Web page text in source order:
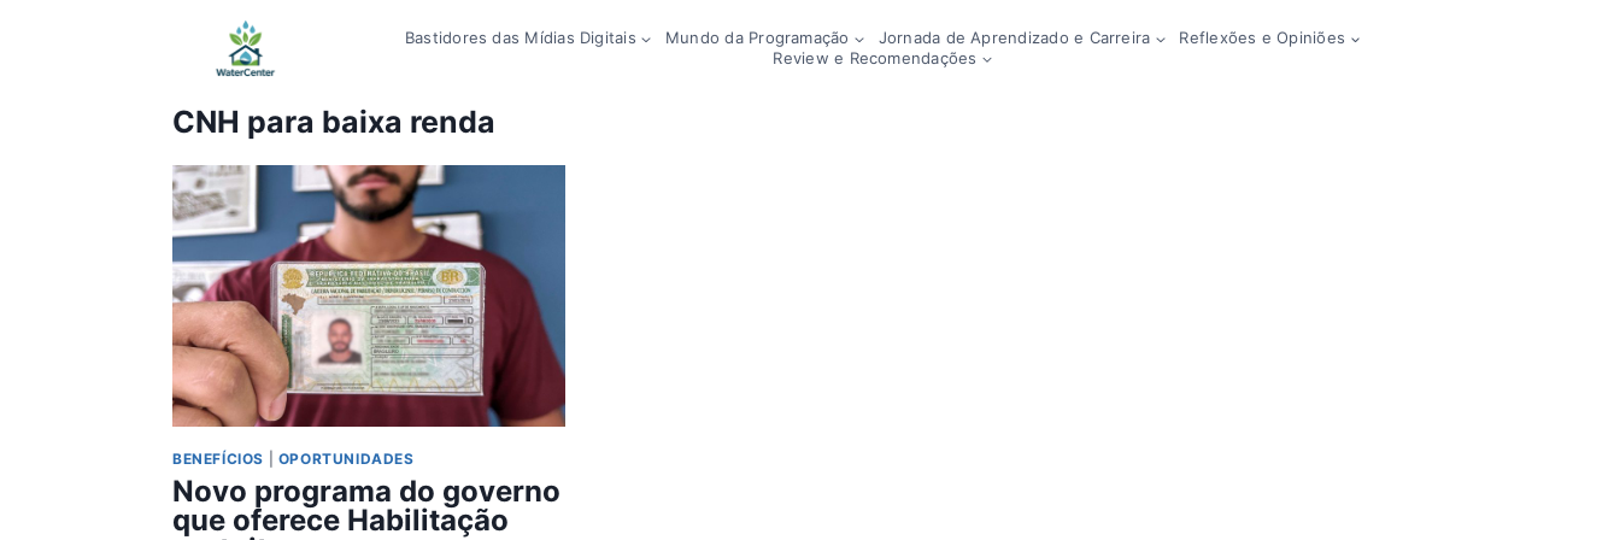
Bastidores das Mídias Digitais Mundo da Programação Jornada de Aprendizado e Carreira
Reflexões e Opiniões
Review e Recomendações
CNH para baixa renda
BENEFÍCIOS OPORTUNIDADES
Novo programa do governo
que oferece Habilitação